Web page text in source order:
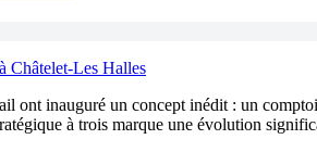
Châtelet-Les Halles
ont inauguré un concept inédit : un
à trois marque une évolution